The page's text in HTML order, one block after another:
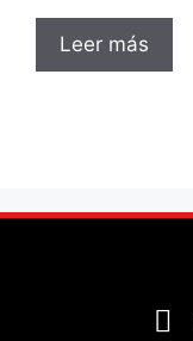
Leer más